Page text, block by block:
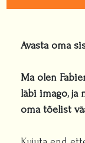
Avasta oma
Ma olen
läbi imago, ja
oma tõelist